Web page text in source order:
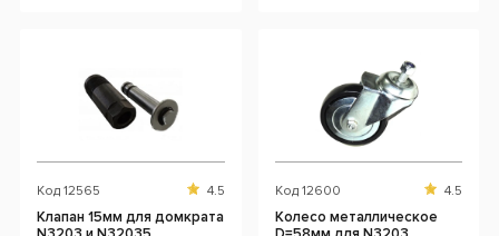
Код 12565 4.5
Клапан 15мм для домкрата
Код 12600 4.5
Колесо металлическое